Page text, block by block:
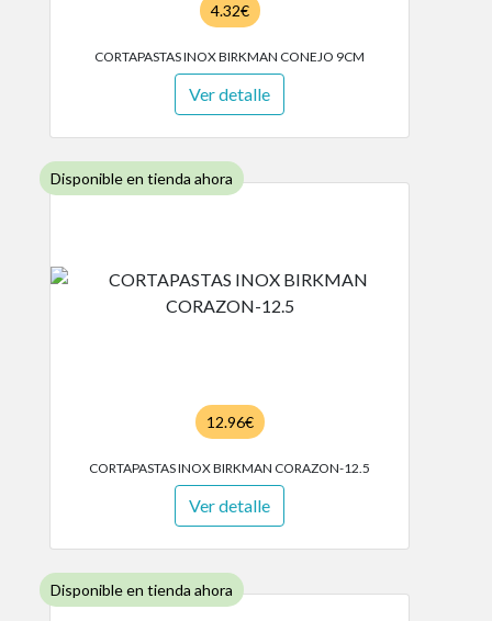
4.32€
CORTAPASTAS INOX BIRKMAN CONEJO 9CM
Ver detalle
Disponible en tienda ahora
12.96€
CORTAPASTAS INOX BIRKMAN CORAZON-12.5
Ver detalle
Disponible en tienda ahora